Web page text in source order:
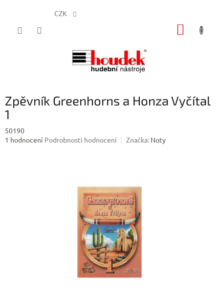
CZK
Zpěvník Greenhorns a Honza Vyčítal
1
50190
Průměrné
1 hodnocení Podrobnosti hodnocení Značka: Noty